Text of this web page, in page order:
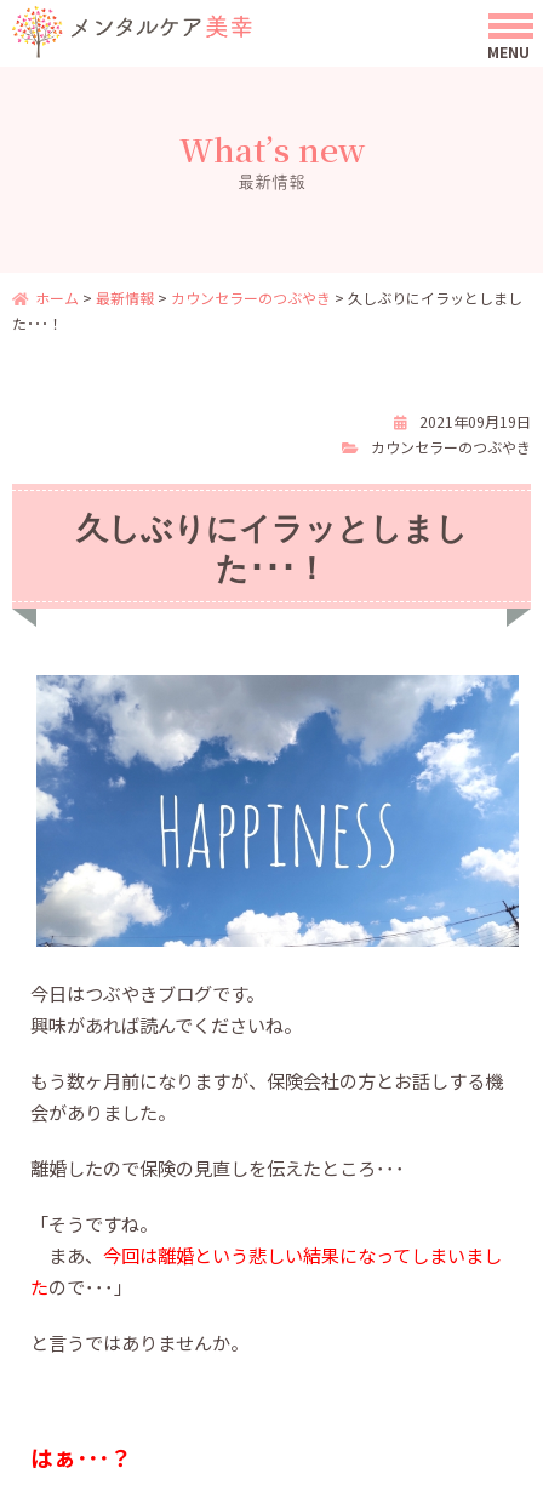
What’s new
最新情報
ホーム > 最新情報 > カウンセラーのつぶやき > 久しぶりにイラッとしまし
た･･･！
2021年09月19日
カウンセラーのつぶやき
久しぶりにイラッとしまし
た･･･！
今日はつぶやきブログです。
興味があれば読んでくださいね。
もう数ヶ月前になりますが、保険会社の方とお話しする機
会がありました。
離婚したので保険の見直しを伝えたところ･･･
「そうですね。
まあ、 今回は離婚という悲しい結果になってしまいまし
たので･･･」
と言うではありませんか。
はぁ･･･？